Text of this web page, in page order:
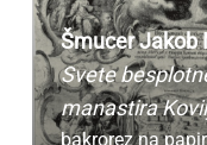
Šmucer Jakob
Svete
manastira
bakrorez na